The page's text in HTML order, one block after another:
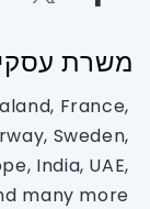
משרת
France,
Sweden,
India, UAE,
many more..